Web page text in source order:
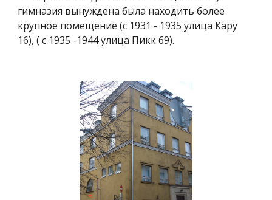
гимназия вынуждена была находить более
крупное помещение (с 1931 - 1935 улица Кару
16), ( с 1935 -1944 улица Пикк 69).